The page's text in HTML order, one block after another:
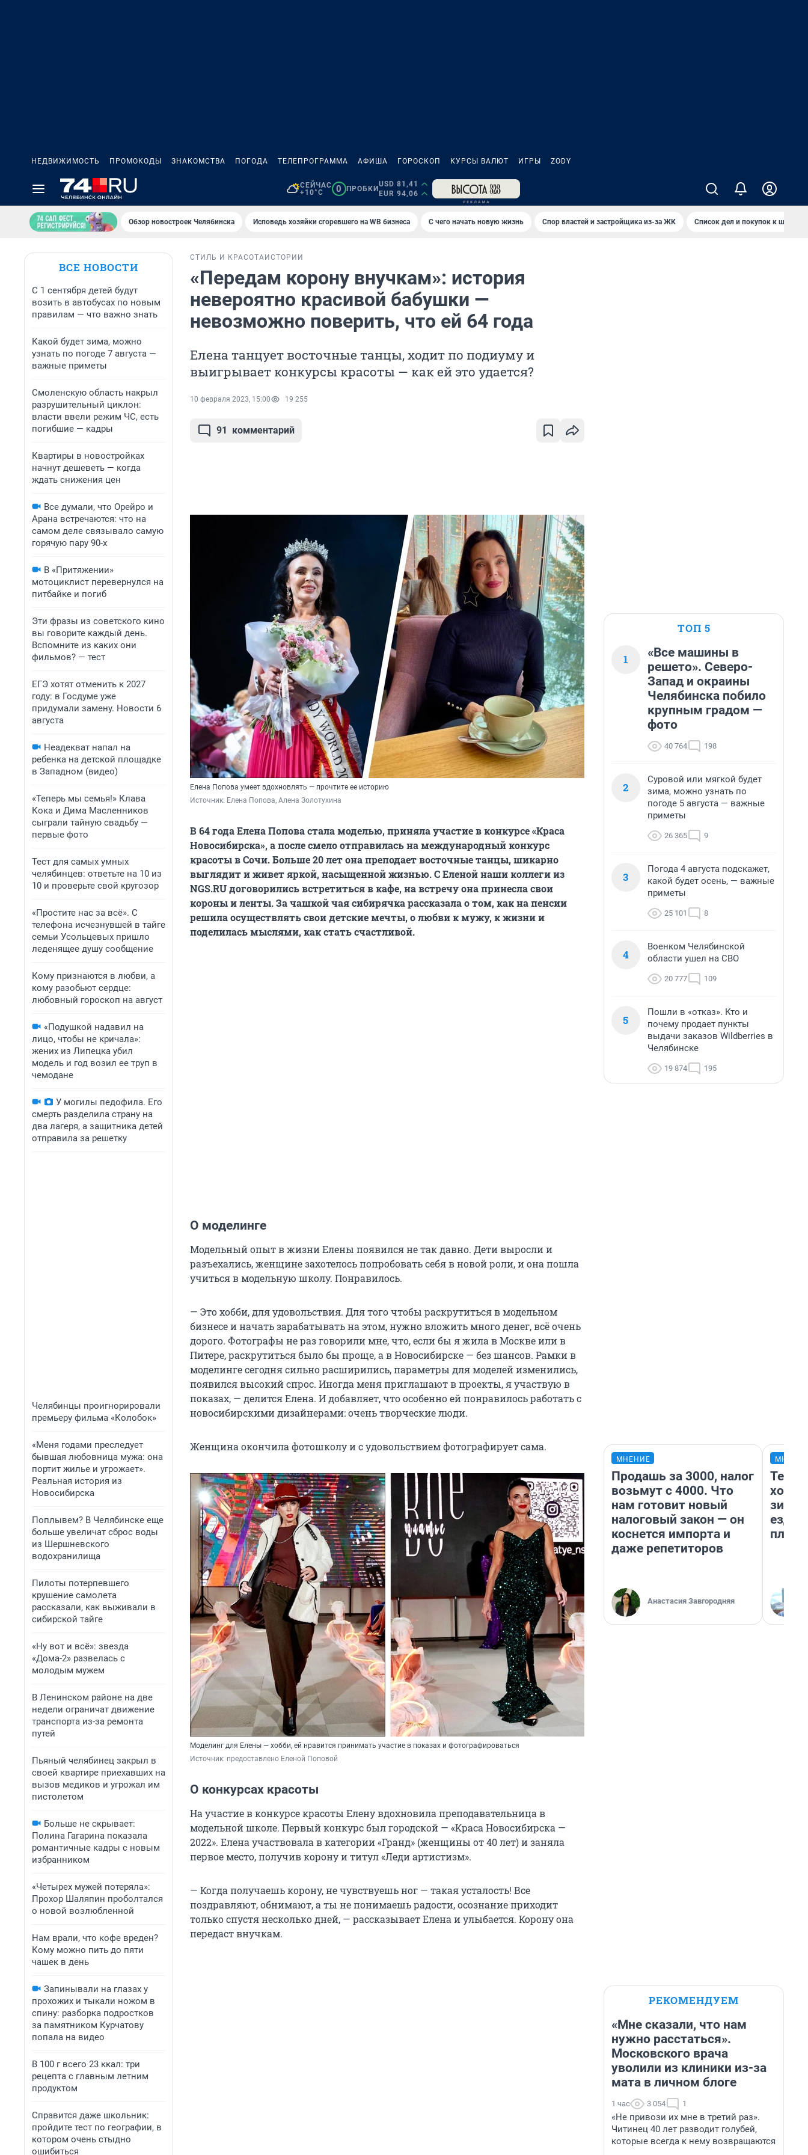
НЕДВИЖИМОСТЬ ПРОМОКОДЫ ЗНАКОМСТВА ПОГОДА ТЕЛЕПРОГРАММА АФИША ГОРОСКОП КУРСЫ ВАЛЮТ ИГРЫ ZODY
СЕЙЧАС
+10°C
0 ПРОБКИ
USD 81,41
EUR 94,06
Обзор новостроек Челябинска Исповедь хозяйки сгоревшего на WB бизнеса С чего начать новую жизнь Спор властей и застройщика из-за ЖК Список дел и покупок к школе
ВСЕ НОВОСТИ
С 1 сентября детей будут
возить в автобусах по новым
правилам — что важно знать
Какой будет зима, можно
узнать по погоде 7 августа —
важные приметы
Смоленскую область накрыл
разрушительный циклон:
власти ввели режим ЧС, есть
погибшие — кадры
Квартиры в новостройках
начнут дешеветь — когда
ждать снижения цен
Все думали, что Орейро и
Арана встречаются: что на
самом деле связывало самую
горячую пару 90-х
В «Притяжении»
мотоциклист перевернулся на
питбайке и погиб
Эти фразы из советского кино
вы говорите каждый день.
Вспомните из каких они
фильмов? — тест
ЕГЭ хотят отменить к 2027
году: в Госдуме уже
придумали замену. Новости 6
августа
Неадекват напал на
ребенка на детской площадке
в Западном (видео)
«Теперь мы семья!» Клава
Кока и Дима Масленников
сыграли тайную свадьбу —
первые фото
Тест для самых умных
челябинцев: ответьте на 10 из
10 и проверьте свой кругозор
«Простите нас за всё». С
телефона исчезнувшей в тайге
семьи Усольцевых пришло
леденящее душу сообщение
Кому признаются в любви, а
кому разобьют сердце:
любовный гороскоп на август
«Подушкой надавил на
лицо, чтобы не кричала»:
жених из Липецка убил
модель и год возил ее труп в
чемодане
У могилы педофила. Его
смерть разделила страну на
два лагеря, а защитника детей
отправила за решетку
Челябинцы проигнорировали
премьеру фильма «Колобок»
«Меня годами преследует
бывшая любовница мужа: она
портит жилье и угрожает».
Реальная история из
Новосибирска
Поплывем? В Челябинске еще
больше увеличат сброс воды
из Шершневского
водохранилища
Пилоты потерпевшего
крушение самолета
рассказали, как выживали в
сибирской тайге
«Ну вот и всё»: звезда
«Дома-2» развелась с
молодым мужем
В Ленинском районе на две
недели ограничат движение
транспорта из-за ремонта
путей
Пьяный челябинец закрыл в
своей квартире приехавших на
вызов медиков и угрожал им
пистолетом
Больше не скрывает:
Полина Гагарина показала
романтичные кадры с новым
избранником
«Четырех мужей потеряла»:
Прохор Шаляпин проболтался
о новой возлюбленной
Нам врали, что кофе вреден?
Кому можно пить до пяти
чашек в день
Запинывали на глазах у
прохожих и тыкали ножом в
спину: разборка подростков
за памятником Курчатову
попала на видео
В 100 г всего 23 ккал: три
рецепта с главным летним
продуктом
Справится даже школьник:
пройдите тест по географии, в
котором очень стыдно
ошибиться
СТИЛЬ И КРАСОТА ИСТОРИИ
«Передам корону внучкам»: история
невероятно красивой бабушки —
невозможно поверить, что ей 64 года
Елена танцует восточные танцы, ходит по подиуму и
выигрывает конкурсы красоты — как ей это удается?
10 февраля 2023, 15:00 19 255
91 комментарий
Елена Попова умеет вдохновлять — прочтите ее историю
Источник: Елена Попова, Алена Золотухина
В 64 года Елена Попова стала моделью, приняла участие в конкурсе «Краса
Новосибирска», а после смело отправилась на международный конкурс
красоты в Сочи. Больше 20 лет она преподает восточные танцы, шикарно
выглядит и живет яркой, насыщенной жизнью. С Еленой наши коллеги из
NGS.RU договорились встретиться в кафе, на встречу она принесла свои
короны и ленты. За чашкой чая сибирячка рассказала о том, как на пенсии
решила осуществлять свои детские мечты, о любви к мужу, к жизни и
поделилась мыслями, как стать счастливой.
О моделинге
Модельный опыт в жизни Елены появился не так давно. Дети выросли и
разъехались, женщине захотелось попробовать себя в новой роли, и она пошла
учиться в модельную школу. Понравилось.
— Это хобби, для удовольствия. Для того чтобы раскрутиться в модельном
бизнесе и начать зарабатывать на этом, нужно вложить много денег, всё очень
дорого. Фотографы не раз говорили мне, что, если бы я жила в Москве или в
Питере, раскрутиться было бы проще, а в Новосибирске — без шансов. Рамки в
моделинге сегодня сильно расширились, параметры для моделей изменились,
появился высокий спрос. Иногда меня приглашают в проекты, я участвую в
показах, — делится Елена. И добавляет, что особенно ей понравилось работать с
новосибирскими дизайнерами: очень творческие люди.
Женщина окончила фотошколу и с удовольствием фотографирует сама.
Моделинг для Елены — хобби, ей нравится принимать участие в показах и фотографироваться
Источник: предоставлено Еленой Поповой
О конкурсах красоты
На участие в конкурсе красоты Елену вдохновила преподавательница в
модельной школе. Первый конкурс был городской — «Краса Новосибирска —
2022». Елена участвовала в категории «Гранд» (женщины от 40 лет) и заняла
первое место, получив корону и титул «Леди артистизм».
— Когда получаешь корону, не чувствуешь ног — такая усталость! Все
поздравляют, обнимают, а ты не понимаешь радости, осознание приходит
только спустя несколько дней, — рассказывает Елена и улыбается. Корону она
передаст внучкам.
ТОП 5
1
«Все машины в
решето». Северо-
Запад и окраины
Челябинска побило
крупным градом —
фото
40 764 198
2
Суровой или мягкой будет
зима, можно узнать по
погоде 5 августа — важные
приметы
26 365 9
3
Погода 4 августа подскажет,
какой будет осень, — важные
приметы
25 101 8
4
Военком Челябинской
области ушел на СВО
20 777 109
5
Пошли в «отказ». Кто и
почему продает пункты
выдачи заказов Wildberries в
Челябинске
19 874 195
МНЕНИЕ
Продашь за 3000, налог
возьмут с 4000. Что
нам готовит новый
налоговый закон — он
коснется импорта и
даже репетиторов
Анастасия Завгородняя
ездит
РЕКОМЕНДУЕМ
«Мне сказали, что нам
нужно расстаться».
Московского врача
уволили из клиники из-за
мата в личном блоге
1 час 3 054 1
«Не привози их мне в третий раз».
Читинец 40 лет разводит голубей,
которые всегда к нему возвращаются